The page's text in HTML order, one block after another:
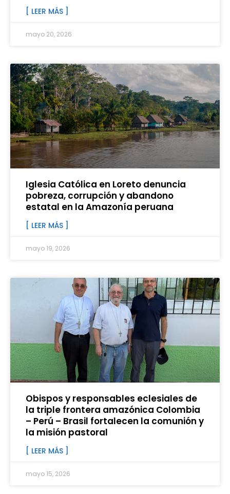
[ LEER MÁS ]
mayo 20, 2026
Iglesia Católica en Loreto denuncia
pobreza, corrupción y abandono
estatal en la Amazonía peruana
[ LEER MÁS ]
mayo 19, 2026
Obispos y responsables eclesiales de
la triple frontera amazónica Colombia
– Perú – Brasil fortalecen la comunión y
la misión pastoral
[ LEER MÁS ]
mayo 15, 2026